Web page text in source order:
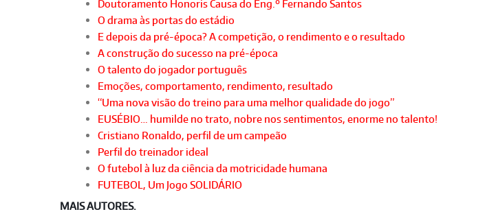
Doutoramento Honoris Causa do Eng.º Fernando Santos
O drama às portas do estádio
E depois da pré-época? A competição, o rendimento e o resultado
A construção do sucesso na pré-época
O talento do jogador português
Emoções, comportamento, rendimento, resultado
“Uma nova visão do treino para uma melhor qualidade do jogo”
EUSÉBIO… humilde no trato, nobre nos sentimentos, enorme no talento!
Cristiano Ronaldo, perfil de um campeão
Perfil do treinador ideal
O futebol à luz da ciência da motricidade humana
FUTEBOL, Um Jogo SOLIDÁRIO
MAIS AUTORES.